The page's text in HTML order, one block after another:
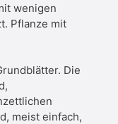
wenigen
Pflanze mit
Die
meist einfach,